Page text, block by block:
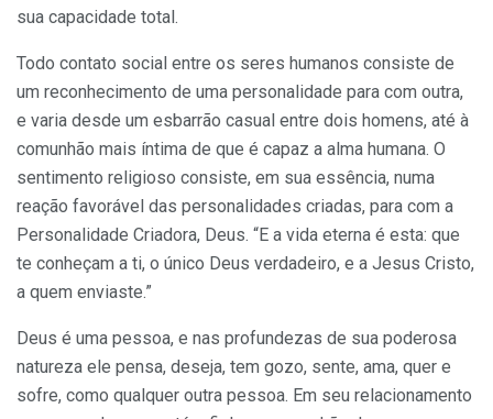
sua capacidade total.
Todo contato social entre os seres humanos consiste de
um reconhecimento de uma personalidade para com outra,
e varia desde um esbarrão casual entre dois homens, até à
comunhão mais íntima de que é capaz a alma humana. O
sentimento religioso consiste, em sua essência, numa
reação favorável das personalidades criadas, para com a
Personalidade Criadora, Deus. “E a vida eterna é esta: que
te conheçam a ti, o único Deus verdadeiro, e a Jesus Cristo,
a quem enviaste.”
Deus é uma pessoa, e nas profundezas de sua poderosa
natureza ele pensa, deseja, tem gozo, sente, ama, quer e
sofre, como qualquer outra pessoa. Em seu relacionamento